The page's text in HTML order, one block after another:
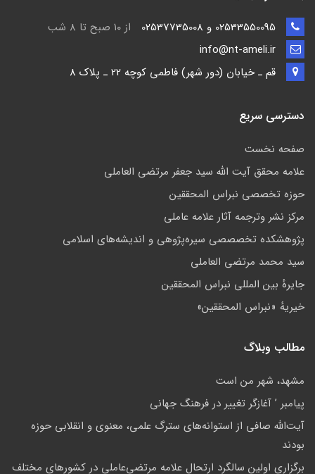
از ۱۰ صبح تا ۸ شب
قم ـ خيابان (دور شهر) فاطمي كوچه 22 ـ پلاک 8
دسترسی سریع
صفحه نخست
علامه محقق آیت الله سید جعفر مرتضی العاملی
حوزه تخصصی نبراس المحققین
مركز نشر وترجمه آثار علامه عاملی
پژوهشكده تخصصصى سیره‌پژوهی و اندیشه‌های اسلامی
سید محمد مرتضی العاملی
جايرهٔ بین المللی نبراس المحققین
خيريهٔ «نبراس المحققين»
مطالب وبلاگ
مشهد، شهر من است
پيامبر ’ آغازگر تغيير در فرهنگ جهانى
آیت‌الله صافی از استوانه‌های سترگ علمی، معنوی و انقلابی حوزه‌
بودند
برگزاری اولین سالگرد ارتحال علامه مرتضی‌عاملی در کشورهای مختلف